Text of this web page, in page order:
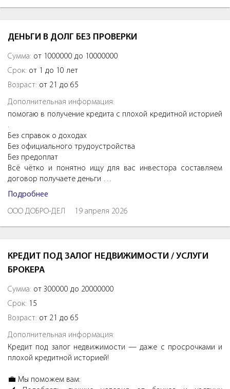
ДЕНЬГИ В ДОЛГ БЕЗ ПРОВЕРКИ
Сумма: от 1000000 до 10000000
Срок: от 1 до 10 лет
Возраст: от 21 до 65
Дополнительная информация:
помогаю в получение кредита с плохой кредитной историей
.
Без справок о доходах
Без официального трудоустройства
Без предоплат
Всё чётко и понятно ищу для вас инвестора составляем
договор получаете деньги …
Подробнее
ООО ДОБРО-ДЕЛ 19 апреля 2026
КРЕДИТ ПОД ЗАЛОГ НЕДВИЖИМОСТИ / УСЛУГИ
БРОКЕРА
Сумма: от 300000 до 20000000
Срок: 15
Возраст: от 21 до 65
Дополнительная информация:
Кредит под залог недвижимости — даже с просрочками и
плохой кредитной историей!
💼 Мы поможем вам: